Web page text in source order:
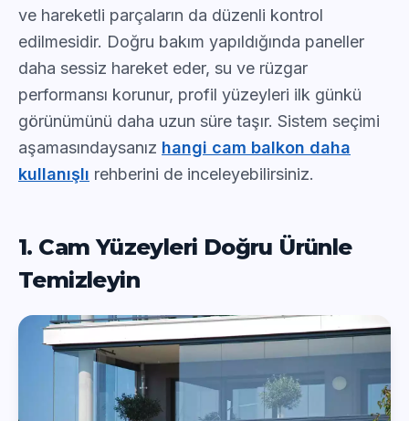
ve hareketli parçaların da düzenli kontrol
edilmesidir. Doğru bakım yapıldığında paneller
daha sessiz hareket eder, su ve rüzgar
performansı korunur, profil yüzeyleri ilk günkü
görünümünü daha uzun süre taşır. Sistem seçimi
aşamasındaysanız hangi cam balkon daha
kullanışlı rehberini de inceleyebilirsiniz.
1. Cam Yüzeyleri Doğru Ürünle
Temizleyin